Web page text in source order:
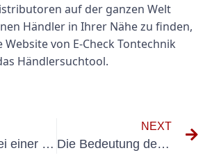
auf der ganzen Welt
Händler in Ihrer Nähe zu finden,
Website von E-Check Tontechnik
Händlersuchtool.
Was Sie bei einer UVV-Prüfung in der Getränkeproduktion erwartet
NEXT
Die Bedeutung der DGUV V3-Prüfung in der Getränkeproduktion